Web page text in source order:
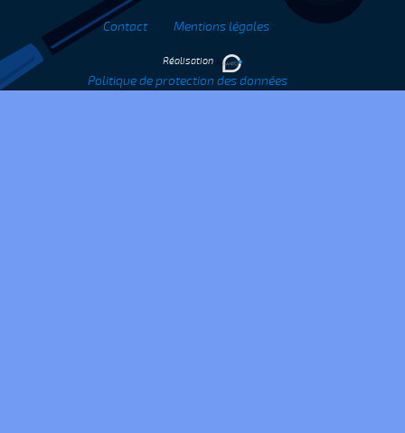
Contact Mentions légales
Politique de protection des données
Réalisation